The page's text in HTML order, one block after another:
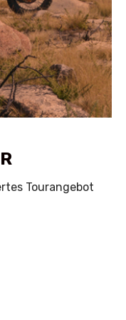
Tourangebot